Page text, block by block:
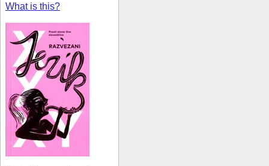
What is this?